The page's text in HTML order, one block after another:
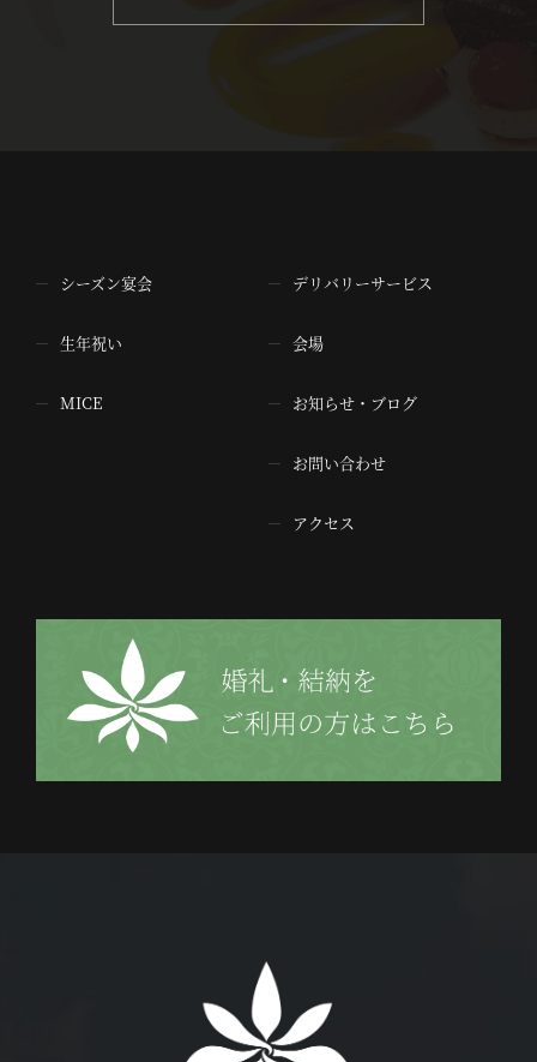
シーズン宴会
生年祝い
MICE
デリバリーサービス
会場
お知らせ・ブログ
お問い合わせ
アクセス